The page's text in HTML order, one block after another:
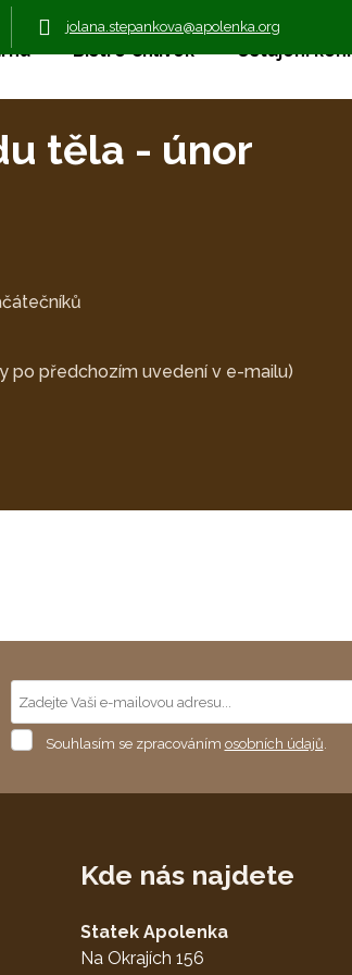
jolana.stepankova@apolenka.org
Bistro Chlívek Ustájení koní
těla - únor
po předchozím uvedení v e-mailu)
Souhlasím
osobních
Souhlasím se zpracováním osobních údajů.
odeslat.Kde nás najdete
Statek Apolenka
Na Okrajích 156